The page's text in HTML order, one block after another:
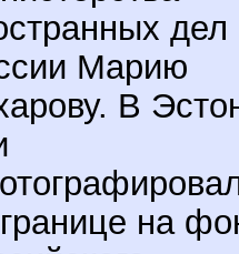
дел
Марию
В
на